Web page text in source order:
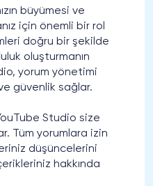
büyümesi ve
için önemli bir rol
doğru bir şekilde
oluşturmanın
yorum yönetimi
güvenlik sağlar.
Studio size
Tüm yorumlara izin
düşüncelerini
hakkında